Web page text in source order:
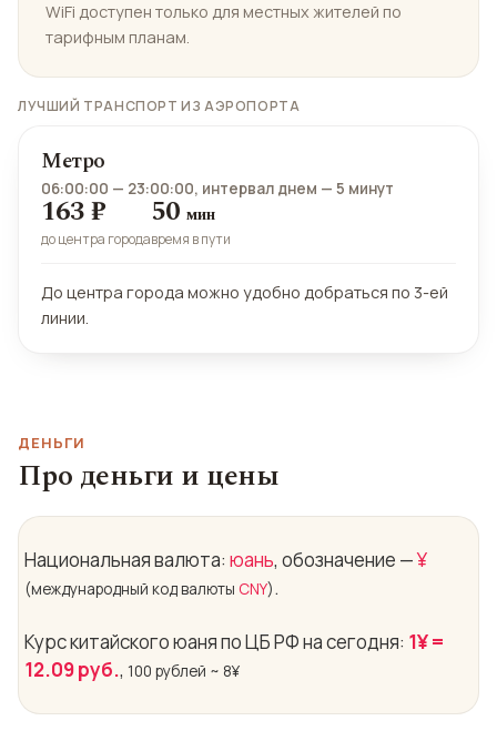
WiFi доступен только для местных жителей по
тарифным планам.
ЛУЧШИЙ ТРАНСПОРТ ИЗ АЭРОПОРТА
Метро
06:00:00 — 23:00:00, интервал днем — 5 минут
163 ₽
до центра города
50 мин
время в пути
До центра города можно удобно добраться по 3-ей
линии.
ДЕНЬГИ
Про деньги и цены
Национальная валюта: юань, обозначение —¥
(международный код валюты CNY) .
Курс китайского юаня по ЦБ РФ на сегодня: 1¥=
12.09 руб., 100 рублей ~ 8¥